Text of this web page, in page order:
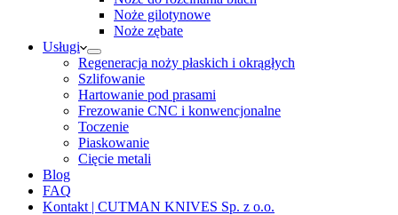
Noże gilotynowe
Noże zębate
Usługi
Regeneracja noży płaskich i okrągłych
Szlifowanie
Hartowanie pod prasami
Frezowanie CNC i konwencjonalne
Toczenie
Piaskowanie
Cięcie metali
Blog
FAQ
Kontakt | CUTMAN KNIVES Sp. z o.o.